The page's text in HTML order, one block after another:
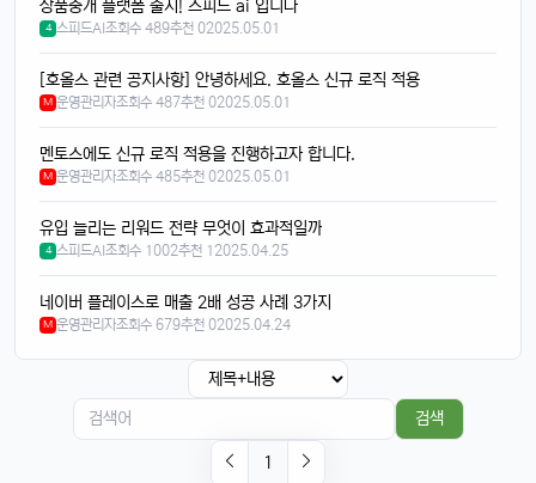
상품중개 플랫폼 출시! 스피드 ai 입니다
4 스피드AI조회수 489추천 02025.05.01
[호올스 관련 공지사항] 안녕하세요. 호올스 신규 로직 적용
M 운영관리자조회수 487추천 02025.05.01
멘토스에도 신규 로직 적용을 진행하고자 합니다.
M 운영관리자조회수 485추천 02025.05.01
유입 늘리는 리워드 전략 무엇이 효과적일까
4 스피드AI조회수 1002추천 12025.04.25
네이버 플레이스로 매출 2배 성공 사례 3가지
M 운영관리자조회수 679추천 02025.04.24
검색
1
1 휴민13:32:51
속도도 진짜 빨라진 것 같음요ㅎㅎㅎ
1 휴민13:32:51
이번엔 충전기도 안 준다면서요ㅋ
1 달달구리13:32:51
넹, 환경 생각해서 그렇다던데욬ㅋㅋㅋ
에어팟이랑 연결도 잘 되는지 궁금함ㅎ
달달구리13:32:51
당연히 잘 되겠죠, 애플 제품끼리 호환성은 최고임ㅎ
1 태양신 13:32:51
페이스ID 인식도 더 빨라졌다는데 사실임?ㅋㅋ
빠르밍13:32:51
맞음, 마스크 써도 잘 인식된다고 들었음ㅎㅎ